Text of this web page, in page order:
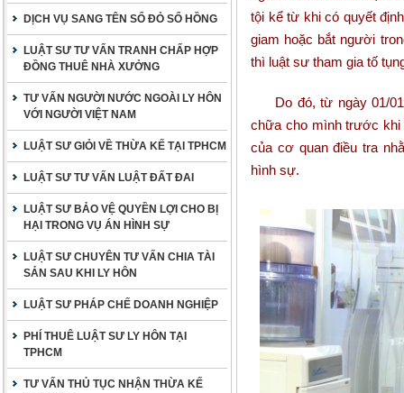
DỊCH VỤ SANG TÊN SỔ ĐỎ SỔ HỒNG
LUẬT SƯ TƯ VẤN TRANH CHẤP HỢP
ĐỒNG THUÊ NHÀ XƯỞNG
TƯ VẤN NGƯỜI NƯỚC NGOÀI LY HÔN
VỚI NGƯỜI VIỆT NAM
LUẬT SƯ GIỎI VỀ THỪA KẾ TẠI TPHCM
LUẬT SƯ TƯ VẤN LUẬT ĐẤT ĐAI
LUẬT SƯ BẢO VỆ QUYỀN LỢI CHO BỊ
HẠI TRONG VỤ ÁN HÌNH SỰ
LUẬT SƯ CHUYÊN TƯ VẤN CHIA TÀI
SẢN SAU KHI LY HÔN
LUẬT SƯ PHÁP CHẾ DOANH NGHIỆP
PHÍ THUÊ LUẬT SƯ LY HÔN TẠI
TPHCM
TƯ VẤN THỦ TỤC NHẬN THỪA KẾ
tội kể từ khi có quyết
giam hoặc bắt người
thì luật sư tham gia tố
Do đó, từ ngày 01/01/
chữa cho mình trước khi
của cơ quan điều tra
hình sự.